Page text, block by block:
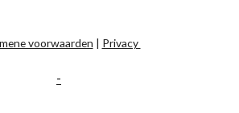
voorwaarden | Privacy
-